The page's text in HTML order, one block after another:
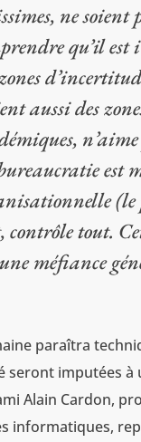
ne soient
qu’il
aussi des
est
(le
contrôle tout.
méfiance
paraîtra
seront imputées
Alain Cardon,
informatiques,